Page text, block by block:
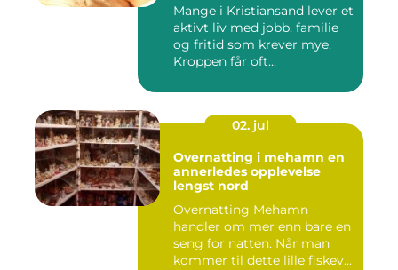
Mange i Kristiansand lever et
aktivt liv med jobb, familie
og fritid som krever mye.
Kroppen får oft...
02. jul
Overnatting i mehamn en
annerledes opplevelse
lengst nord
Overnatting Mehamn
handler om mer enn bare en
seng for natten. Når man
kommer til dette lille fiskev...